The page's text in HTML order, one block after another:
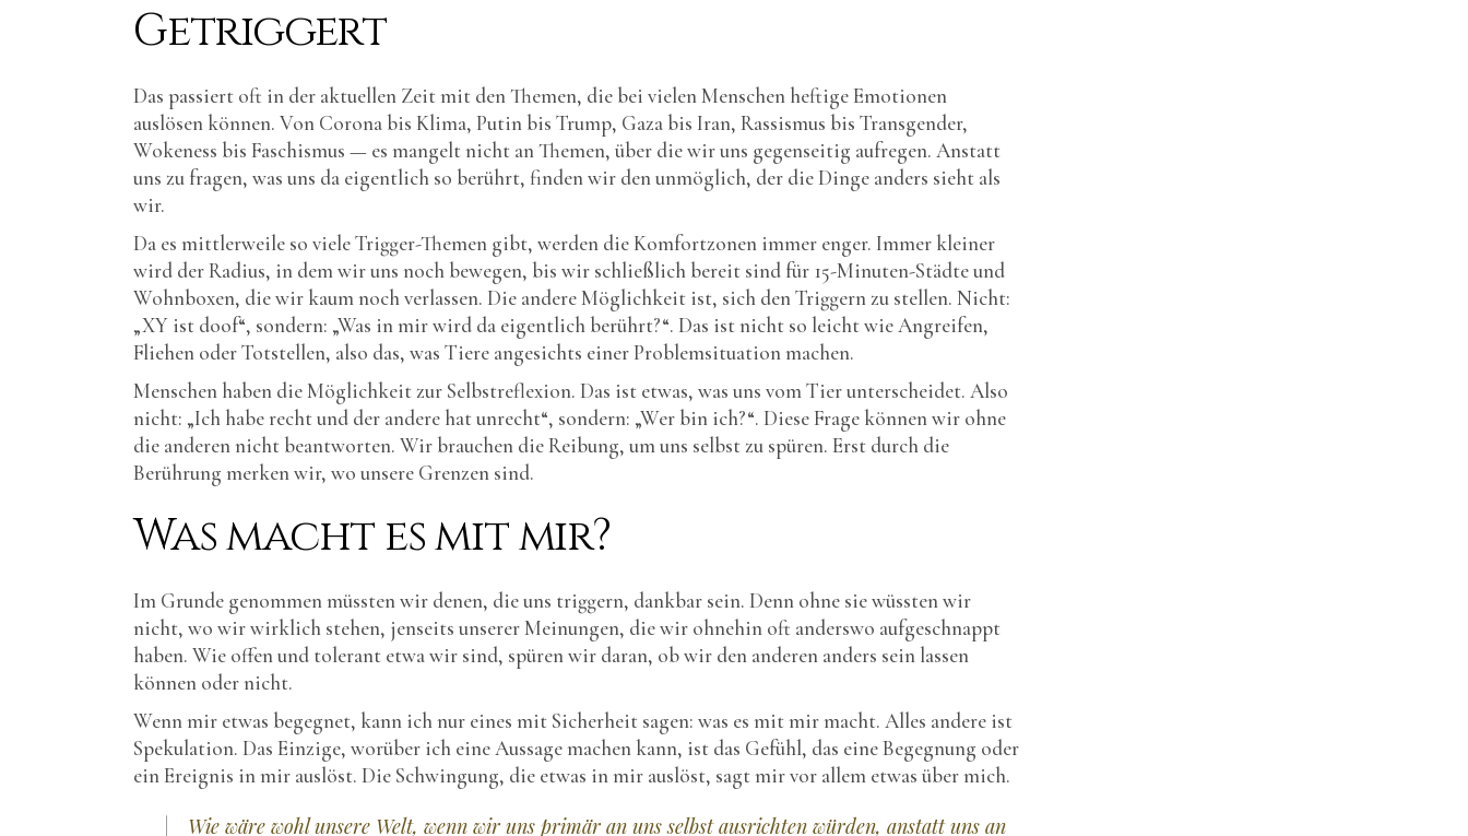
Getriggert
Das passiert oft in der aktuellen Zeit mit den Themen, die bei vielen Menschen heftige Emotionen
auslösen können. Von Corona bis Klima, Putin bis Trump, Gaza bis Iran, Rassismus bis Transgender,
Wokeness bis Faschismus — es mangelt nicht an Themen, über die wir uns gegenseitig aufregen. Anstatt
uns zu fragen, was uns da eigentlich so berührt, finden wir den unmöglich, der die Dinge anders sieht als
wir.
Da es mittlerweile so viele Trigger-Themen gibt, werden die Komfortzonen immer enger. Immer kleiner
wird der Radius, in dem wir uns noch bewegen, bis wir schließlich bereit sind für 15-Minuten-Städte und
Wohnboxen, die wir kaum noch verlassen. Die andere Möglichkeit ist, sich den Triggern zu stellen. Nicht:
„XY ist doof“, sondern: „Was in mir wird da eigentlich berührt?“. Das ist nicht so leicht wie Angreifen,
Fliehen oder Totstellen, also das, was Tiere angesichts einer Problemsituation machen.
Menschen haben die Möglichkeit zur Selbstreflexion. Das ist etwas, was uns vom Tier unterscheidet. Also
nicht: „Ich habe recht und der andere hat unrecht“, sondern: „Wer bin ich?“. Diese Frage können wir ohne
die anderen nicht beantworten. Wir brauchen die Reibung, um uns selbst zu spüren. Erst durch die
Berührung merken wir, wo unsere Grenzen sind.
Was macht es mit mir?
Im Grunde genommen müssten wir denen, die uns triggern, dankbar sein. Denn ohne sie wüssten wir
nicht, wo wir wirklich stehen, jenseits unserer Meinungen, die wir ohnehin oft anderswo aufgeschnappt
haben. Wie offen und tolerant etwa wir sind, spüren wir daran, ob wir den anderen anders sein lassen
können oder nicht.
Wenn mir etwas begegnet, kann ich nur eines mit Sicherheit sagen: was es mit mir macht. Alles andere ist
Spekulation. Das Einzige, worüber ich eine Aussage machen kann, ist das Gefühl, das eine Begegnung oder
ein Ereignis in mir auslöst. Die Schwingung, die etwas in mir auslöst, sagt mir vor allem etwas über mich.
Wie wäre wohl unsere Welt, wenn wir uns primär an uns selbst ausrichten würden, anstatt uns an